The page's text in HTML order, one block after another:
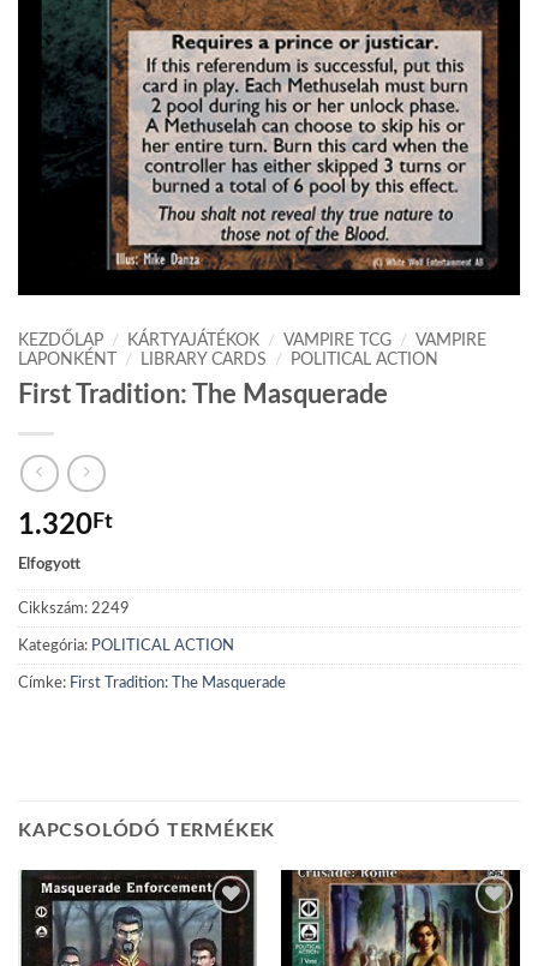
KEZDŐLAP / KÁRTYAJÁTÉKOK / VAMPIRE TCG /
VAMPIRE
LAPONKÉNT
/ LIBRARY CARDS / POLITICAL ACTION
First Tradition: The Masquerade
1.320Ft
Elfogyott
Cikkszám: 2249
Kategória: POLITICAL ACTION
Címke: First Tradition: The Masquerade
KAPCSOLÓDÓ TERMÉKEK
Add to
wishlist
Add to
wishlist